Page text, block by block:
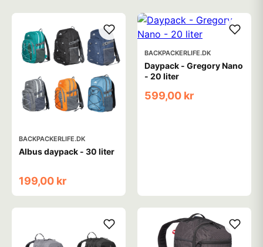
BACKPACKERLIFE.DK
Albus daypack - 30 liter
199,00 kr
BACKPACKERLIFE.DK
Daypack - Gregory Nano
- 20 liter
599,00 kr